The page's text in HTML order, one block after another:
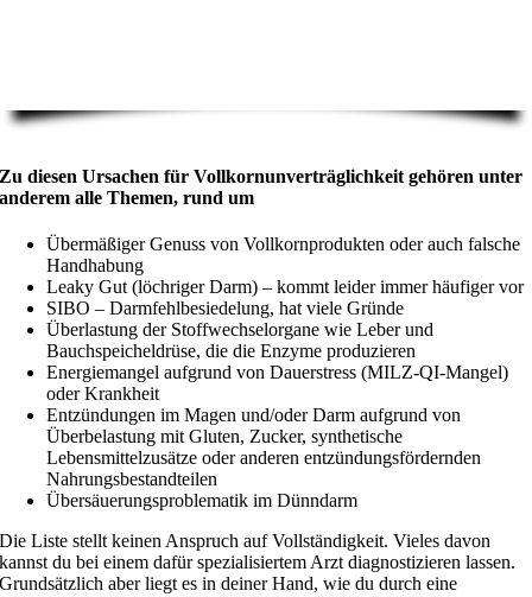
Zu diesen Ursachen für Vollkornunverträglichkeit gehören unter
anderem alle Themen, rund um
Übermäßiger Genuss von Vollkornprodukten oder auch falsche
Handhabung
Leaky Gut (löchriger Darm) – kommt leider immer häufiger vor
SIBO – Darmfehlbesiedelung, hat viele Gründe
Überlastung der Stoffwechselorgane wie Leber und
Bauchspeicheldrüse, die die Enzyme produzieren
Energiemangel aufgrund von Dauerstress (MILZ-QI-Mangel)
oder Krankheit
Entzündungen im Magen und/oder Darm aufgrund von
Überbelastung mit Gluten, Zucker, synthetische
Lebensmittelzusätze oder anderen entzündungsfördernden
Nahrungsbestandteilen
Übersäuerungsproblematik im Dünndarm
Die Liste stellt keinen Anspruch auf Vollständigkeit. Vieles davon
kannst du bei einem dafür spezialisiertem Arzt diagnostizieren lassen.
Grundsätzlich aber liegt es in deiner Hand, wie du durch eine